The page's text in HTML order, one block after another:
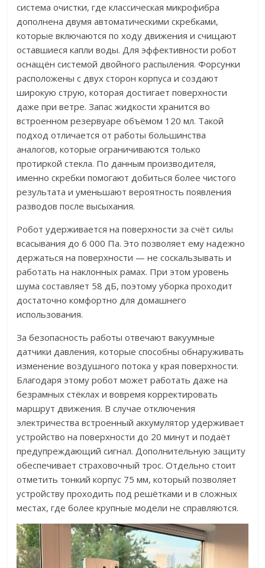
система очистки, где классическая микрофибра
дополнена двумя автоматическими скребками,
которые включаются по ходу движения и счищают
оставшиеся капли воды. Для эффективности робот
оснащён системой двойного распыления. Форсунки
расположены с двух сторон корпуса и создают
широкую струю, которая достигает поверхности
даже при ветре. Запас жидкости хранится во
встроенном резервуаре объёмом 120 мл. Такой
подход отличается от работы большинства
аналогов, которые ограничиваются только
протиркой стекла. По данным производителя,
именно скребки помогают добиться более чистого
результата и уменьшают вероятность появления
разводов после высыхания.
Робот удерживается на поверхности за счёт силы
всасывания до 6 000 Па. Это позволяет ему надежно
держаться на поверхности — не соскальзывать и
работать на наклонных рамах. При этом уровень
шума составляет 58 дБ, поэтому уборка проходит
достаточно комфортно для домашнего
использования.
За безопасность работы отвечают вакуумные
датчики давления, которые способны обнаруживать
изменение воздушного потока у края поверхности.
Благодаря этому робот может работать даже на
безрамных стёклах и вовремя корректировать
маршрут движения. В случае отключения
электричества встроенный аккумулятор удерживает
устройство на поверхности до 20 минут и подаёт
предупреждающий сигнал. Дополнительную защиту
обеспечивает страховочный трос. Отдельно стоит
отметить тонкий корпус 75 мм, который позволяет
устройству проходить под решётками и в сложных
местах, где более крупные модели не справляются.